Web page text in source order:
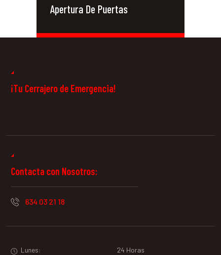
Apertura De Puertas
¡Tu Cerrajero de Emergencia!
Contacta con Nosotros:
634 03 21 18
Lunes:
24 Horas